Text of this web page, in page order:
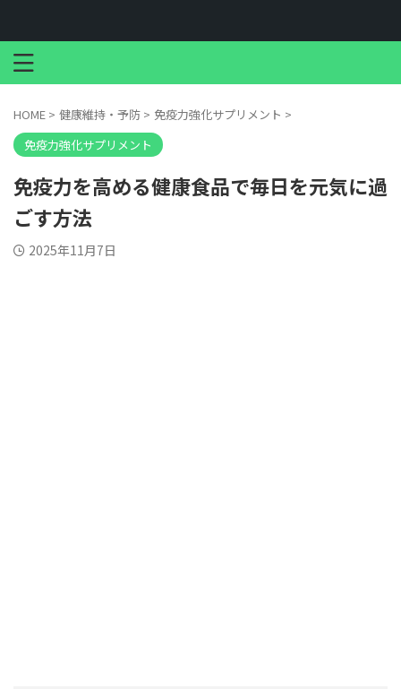
HOME > 健康維持・予防 > 免疫力強化サプリメント >
免疫力強化サプリメント
免疫力を高める健康食品で毎日を元気に過
ごす方法
2025年11月7日